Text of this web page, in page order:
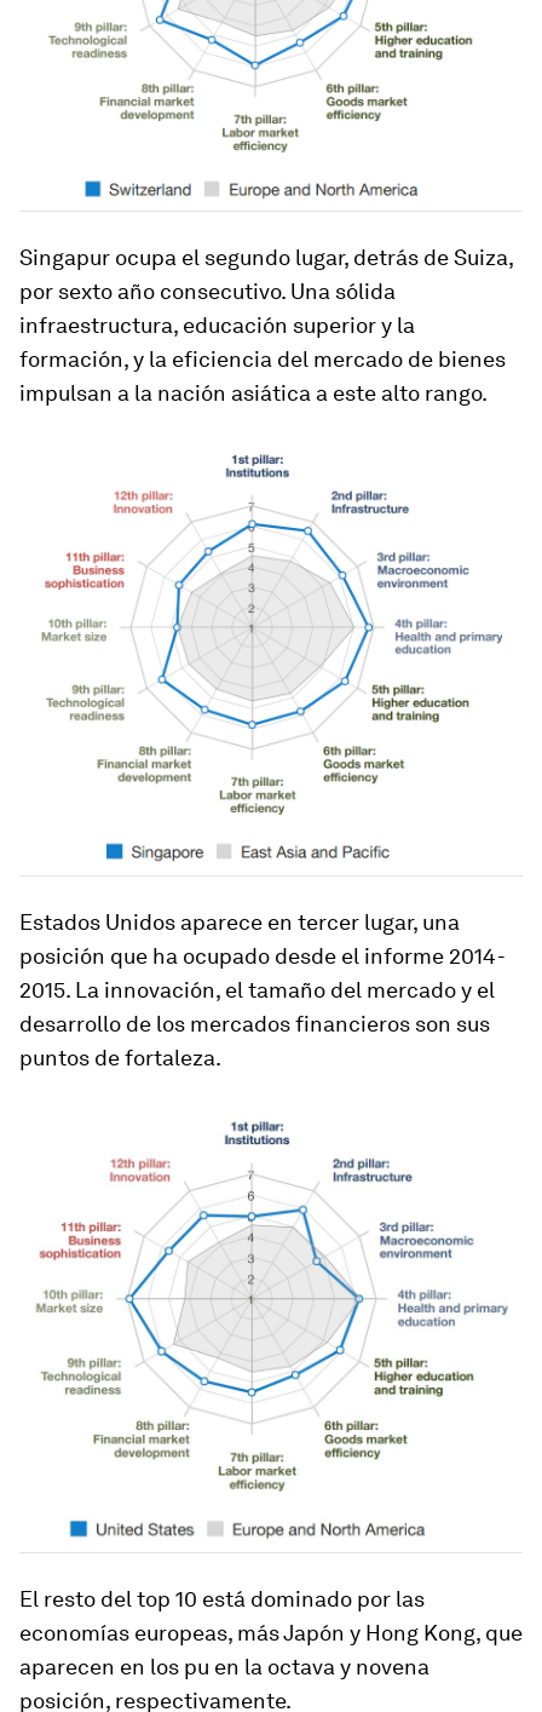
Singapur ocupa el segundo lugar, detrás de Suiza,
por sexto año consecutivo. Una sólida
infraestructura, educación superior y la
formación, y la eficiencia del mercado de bienes
impulsan a la nación asiática a este alto rango.
Estados Unidos aparece en tercer lugar, una
posición que ha ocupado desde el informe 2014-
2015. La innovación, el tamaño del mercado y el
desarrollo de los mercados financieros son sus
puntos de fortaleza.
El resto del top 10 está dominado por las
economías europeas, más Japón y Hong Kong, que
aparecen en los pu en la octava y novena
posición, respectivamente.